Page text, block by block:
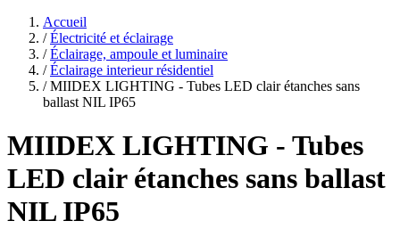
Accueil
/ Électricité et éclairage
/ Éclairage, ampoule et luminaire
/ Éclairage interieur résidentiel
/ MIIDEX LIGHTING - Tubes LED clair étanches sans
ballast NIL IP65
MIIDEX LIGHTING - Tubes
LED clair étanches sans ballast
NIL IP65